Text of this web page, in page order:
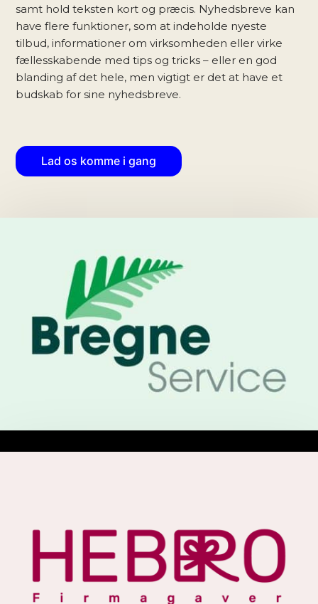
samt hold teksten kort og præcis. Nyhedsbreve kan
have flere funktioner, som at indeholde nyeste
tilbud, informationer om virksomheden eller virke
fællesskabende med tips og tricks – eller en god
blanding af det hele, men vigtigt er det at have et
budskab for sine nyhedsbreve.
Lad os komme i gang